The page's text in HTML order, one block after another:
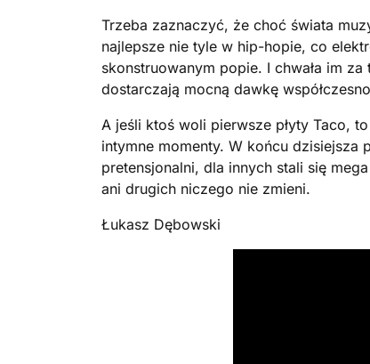
Trzeba zaznaczyć, że choć świata
najlepsze nie tyle w hip-hopie, co
skonstruowanym popie. I chwała im
dostarczają mocną dawkę
A jeśli ktoś woli pierwsze płyty Taco,
intymne momenty. W końcu dzisiejsza
pretensjonalni, dla innych stali się
ani drugich niczego nie zmieni.
Łukasz Dębowski